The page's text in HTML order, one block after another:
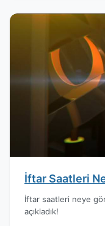
İftar Saatleri
İftar saatleri neye
açıkladık!